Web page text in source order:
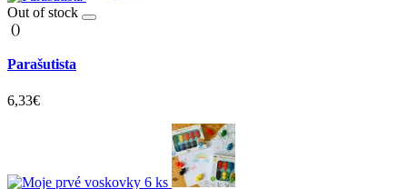
Out of stock
()
Parašutista
6,33€